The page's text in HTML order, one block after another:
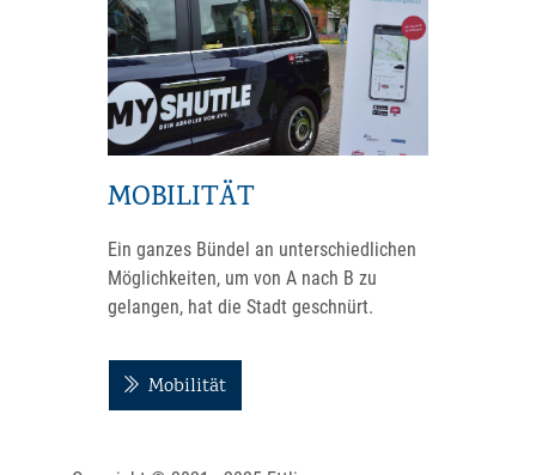
MOBILITÄT
Ein ganzes Bündel an unterschiedlichen
Möglichkeiten, um von A nach B zu
gelangen, hat die Stadt geschnürt.
Mobilität